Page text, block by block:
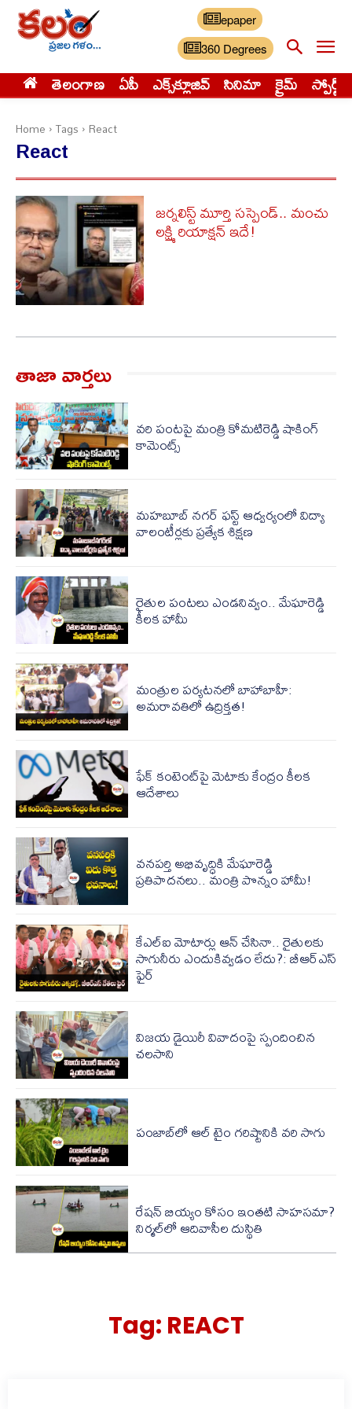
epaper
360 Degrees
తెలంగాణ ఏపీ ఎక్స్‌క్లూజివ్‌ సినిమా క్రైమ్ స్పోర్ట్స్
Home Tags React
React
జర్నలిస్ట్ మూర్తి సస్పెండ్.. మంచు
లక్ష్మి రియాక్షన్ ఇదే!
తాజా వార్త‌లు
వరి పంటపై మంత్రి కోమటిరెడ్డి షాకింగ్
కామెంట్స్
మహబూబ్ నగర్ ఫస్ట్‌ ఆధ్వర్యంలో విద్యా
వాలంటీర్లకు ప్రత్యేక శిక్షణ
రైతుల పంటలు ఎండనివ్వం.. మేఘారెడ్డి
కీలక హామీ
మంత్రుల పర్యటనలో బాహాబాహీ:
అమరావతిలో ఉద్రిక్తత!
ఫేక్ కంటెంట్‌పై మెటాకు కేంద్రం కీలక
ఆదేశాలు
వనపర్తి అభివృద్ధికి మేఘారెడ్డి
ప్రతిపాదనలు.. మంత్రి పొన్నం హామీ!
కేఎల్ఐ మోటార్లు ఆన్ చేసినా.. రైతులకు
సాగునీరు ఎందుకివ్వడం లేదు?: బీఆర్ఎస్
ఫైర్
విజ‌య డైయిరీ వివాదంపై స్పందించిన
చ‌ల‌సాని
పంజాబ్‌లో ఆల్ టైం గరిష్టానికి వరి సాగు
రేషన్ బియ్యం కోసం ఇంతటి సాహసమా?
నిర్మల్‌లో ఆదివాసీల దుస్థితి
Tag: REACT